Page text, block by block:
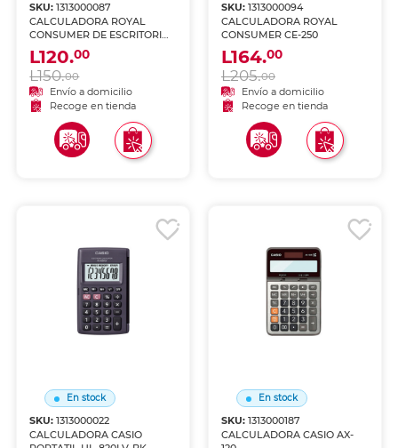
SKU:1313000087
CALCULADORA ROYAL
CONSUMER DE ESCRITORIO
52123Y-M
L120.00
L150.00
Envío a domicilio
Recoge en tienda
SKU: 1313000094
CALCULADORA ROYAL
CONSUMER CE-250
L164.00
L205.00
Envío a domicilio
Recoge en tienda
En stock
SKU:1313000022
CALCULADORA CASIO
En stock
SKU: 1313000187
CALCULADORA CASIO AX-